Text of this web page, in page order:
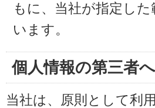
もに、当社が指定し
います。
個人情報の第三者
当社は、原則として利